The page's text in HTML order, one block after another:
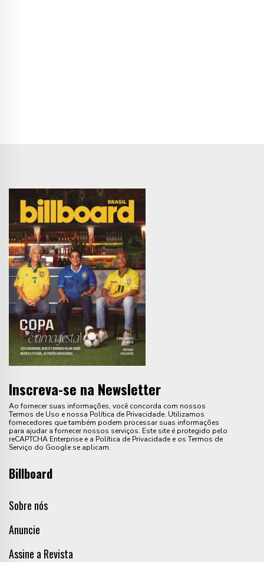
Inscreva-se na Newsletter
Ao fornecer suas informações, você concorda com nossos
Termos de Uso e nossa Política de Privacidade. Utilizamos
fornecedores que também podem processar suas informações
para ajudar a fornecer nossos serviços. Este site é protegido pelo
reCAPTCHA Enterprise e a Política de Privacidade e os Termos de
Serviço do Google se aplicam.
Billboard
Sobre nós
Anuncie
Assine a Revista